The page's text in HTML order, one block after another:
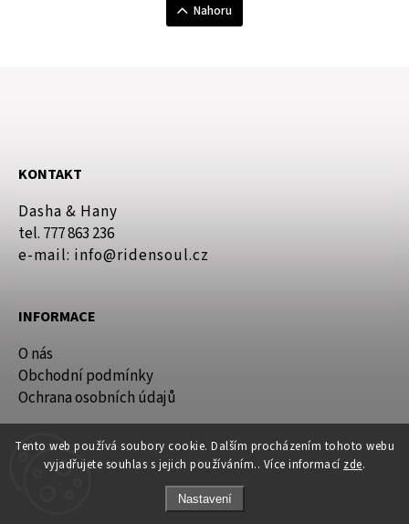
Tento web používá soubory cookie. Dalším procházením tohoto webu
vyjadřujete souhlas s jejich používáním.. Více informací zde.
Nastavení
Nahoru
KONTAKT
Dasha & Hany
tel. 777 863 236
e-mail: info@ridensoul.cz
INFORMACE
O nás
Obchodní podmínky
Ochrana osobních údajů